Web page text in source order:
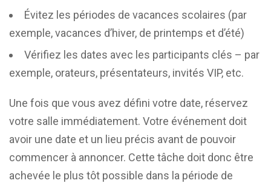
Évitez les périodes de vacances scolaires (par
exemple, vacances d’hiver, de printemps et d’été)
Vérifiez les dates avec les participants clés – par
exemple, orateurs, présentateurs, invités VIP, etc.
Une fois que vous avez défini votre date, réservez
votre salle immédiatement. Votre événement doit
avoir une date et un lieu précis avant de pouvoir
commencer à annoncer. Cette tâche doit donc être
achevée le plus tôt possible dans la période de